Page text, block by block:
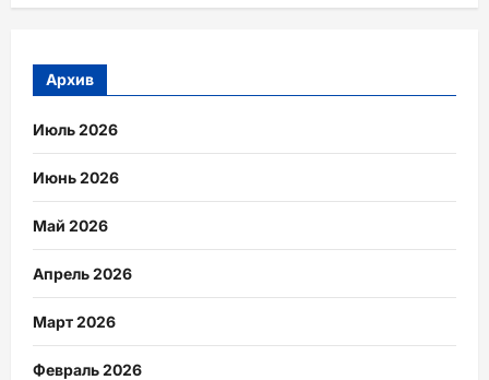
Архив
Июль 2026
Июнь 2026
Май 2026
Апрель 2026
Март 2026
Февраль 2026